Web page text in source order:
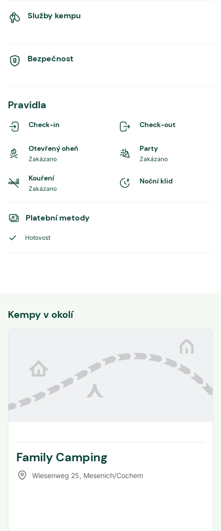
Služby kempu
Bezpečnost
Pravidla
Check-in Check-out
Otevřený oheň
Zakázano
Party
Zakázano
Kouření
Zakázano
Noční klid
Platební metody
Hotovost
Kempy v okolí
Family Camping
Wiesenweg 25, Mesenich/Cochem